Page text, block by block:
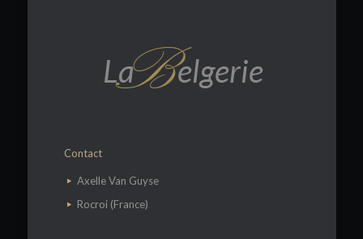
Contact
​Axelle Van Guyse
Rocroi (France)